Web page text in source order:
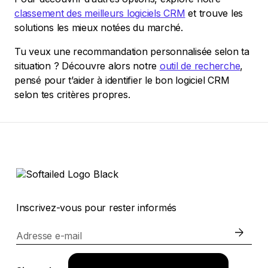
classement des meilleurs logiciels CRM et trouve les
solutions les mieux notées du marché.
Tu veux une recommandation personnalisée selon ta
situation ? Découvre alors notre outil de recherche,
pensé pour t’aider à identifier le bon logiciel CRM
selon tes critères propres.
Inscrivez-vous pour rester informés
Adresse e-mail